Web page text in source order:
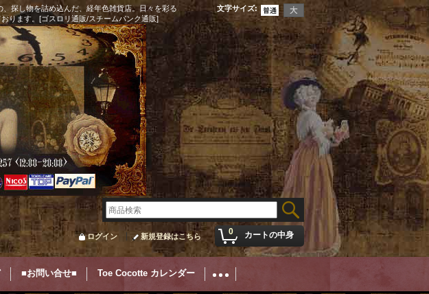
探し物を詰め込んだ、経年色雑貨店。日々を彩る
ります。[ゴスロリ通販/スチームパンク通販]
文字サイズ:
0 カートの中身
ログイン 新規登録はこちら
■お問い合せ■ Toe Cocotte カレンダー